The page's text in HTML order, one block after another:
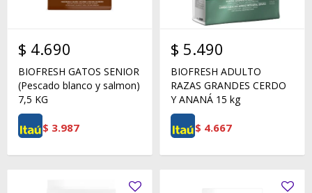
$ 4.690
BIOFRESH GATOS SENIOR
(Pescado blanco y salmon)
7,5 KG
$ 3.987
$ 5.490
BIOFRESH ADULTO
RAZAS GRANDES CERDO
Y ANANÁ 15 kg
$ 4.667